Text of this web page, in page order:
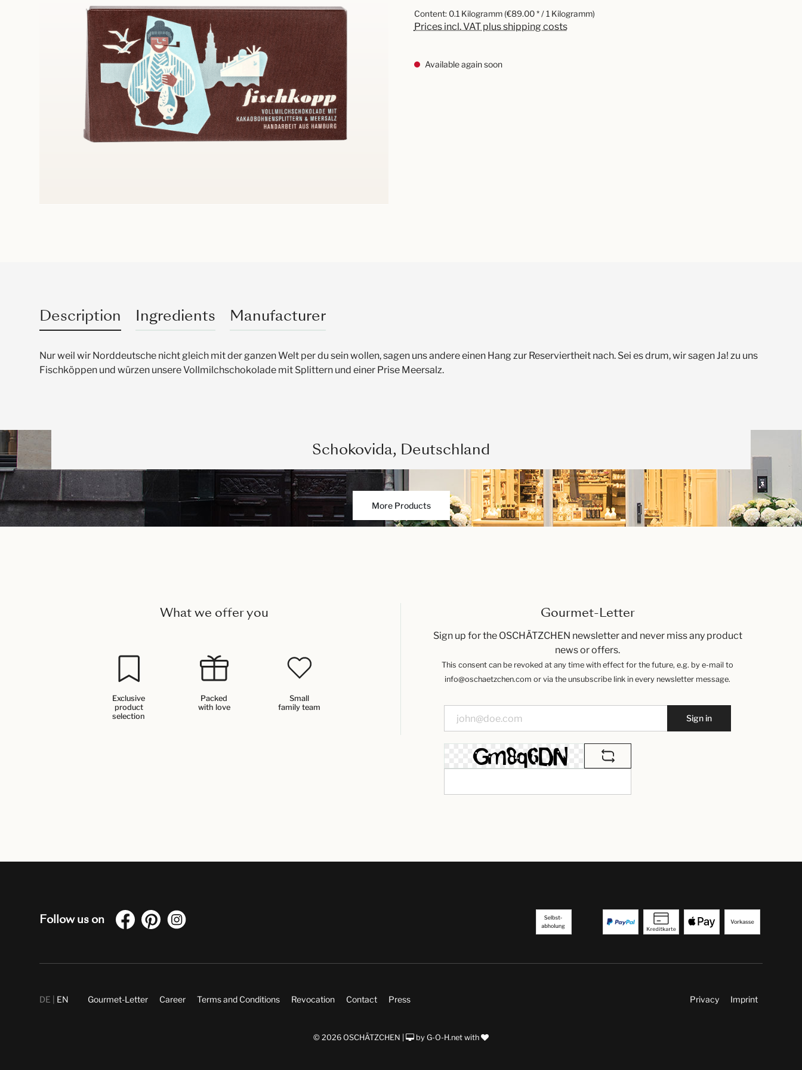
Content: 0.1 Kilogramm (€89.00 * / 1 Kilogramm)
Prices incl. VAT plus shipping costs
Available again soon
Description Ingredients Manufacturer
Nur weil wir Norddeutsche nicht gleich mit der ganzen Welt per du sein wollen, sagen uns andere einen Hang zur Reserviertheit nach. Sei es drum, wir sagen Ja! zu uns
Fischköppen und würzen unsere Vollmilchschokolade mit Splittern und einer Prise Meersalz.
Schokovida, Deutschland
More Products
What we offer you
Exclusive
product
selection
Packed
with love
Small
family team
Gourmet-Letter
Sign up for the OSCHÄTZCHEN newsletter and never miss any product
news or offers.
This consent can be revoked at any time with effect for the future, e.g. by e-mail to
info@oschaetzchen.com or via the unsubscribe link in every newsletter message.
Sign in
Follow us on
DE EN Gourmet-Letter Career Terms and Conditions Revocation Contact Press Privacy Imprint
© 2026 OSCHÄTZCHEN | by G-O-H.net with